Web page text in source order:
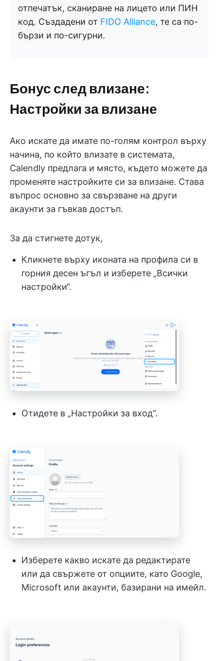
отпечатък, сканиране на лицето или ПИН
код. Създадени от FIDO Alliance, те са по-
бързи и по-сигурни.
Бонус след влизане:
Настройки за влизане
Ако искате да имате по-голям контрол върху
начина, по който влизате в системата,
Calendly предлага и място, където можете да
променяте настройките си за влизане. Става
въпрос основно за свързване на други
акаунти за гъвкав достъп.
За да стигнете дотук,
Кликнете върху иконата на профила си в
горния десен ъгъл и изберете „Всички
настройки“.
Отидете в „Настройки за вход“.
Изберете какво искате да редактирате
или да свържете от опциите, като Google,
Microsoft или акаунти, базирани на имейл.